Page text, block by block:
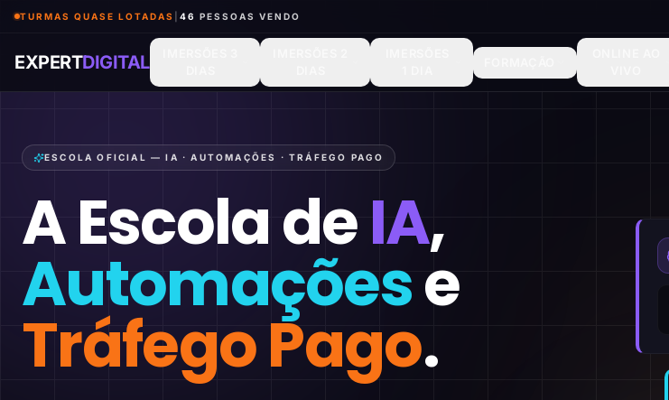
TURMAS QUASE LOTADAS 46 PESSOAS VENDO
EXPERTDIGITAL
ESCOLA OFICIAL — IA · AUTOMAÇÕES · TRÁFEGO PAGO
A Escola deIA,
Automaçõese
Tráfego Pago.